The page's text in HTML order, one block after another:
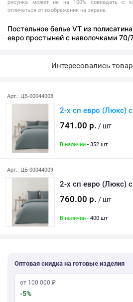
рисунка может не на 100% совпадать с
отличаться от изображения на экране.
Постельное белье VT из
евро простыней с наволочками 70/
Интересовались
Арт.: ЦБ-00044008
2-х сп евро (Люкс)
741.00 р. / шт
В наличии - 352 шт
Арт.: ЦБ-00044009
2-х сп евро (Люкс)
760.00 р. / шт
В наличии - 400 шт
Оптовая скидка на готовые изделия
от 100 000 ₽
-5%